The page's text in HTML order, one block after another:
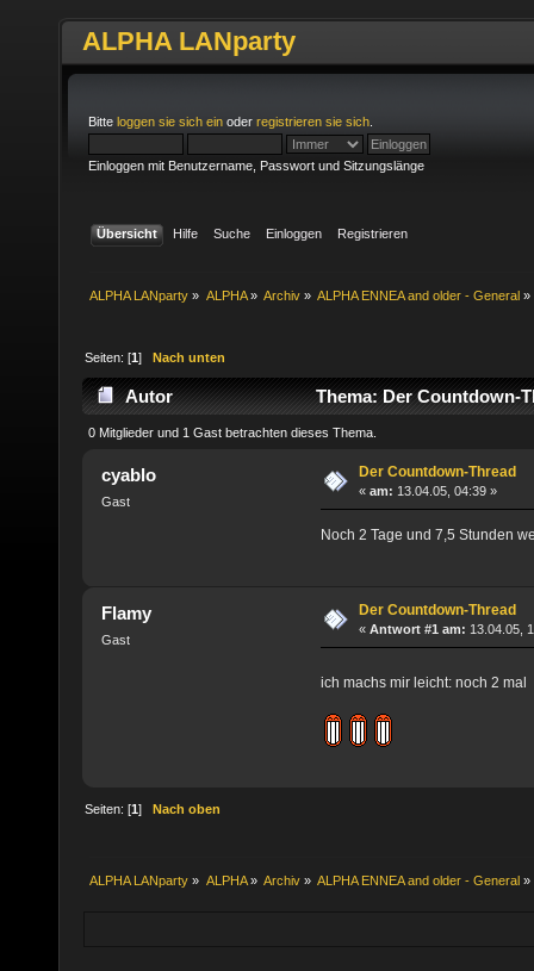
ALPHA LANparty
Bitte loggen sie sich ein oder registrieren sie sich
Einloggen mit Benutzername, Passwort und Sitzungslänge
Übersicht Hilfe Suche Einloggen Registrieren
ALPHA LANparty » ALPHA» Archiv» ALPHA ENNEA and older - General »
Seiten: [1]Nach unten
Autor Thema: Der Countdown-
0 Mitglieder und 1 Gast betrachten dieses Thema.
cyablo
Gast
Der Countdown-Thread
« am: 13.04.05, 04:39 »
Noch 2 Tage und 7,5 Stunden
Flamy
Gast
Der Countdown-Thread
« Antwort #1 am: 13.04.05,
ich machs mir leicht: noch 2 mal
Seiten: [1]Nach oben
ALPHA LANparty » ALPHA» Archiv» ALPHA ENNEA and older - General »